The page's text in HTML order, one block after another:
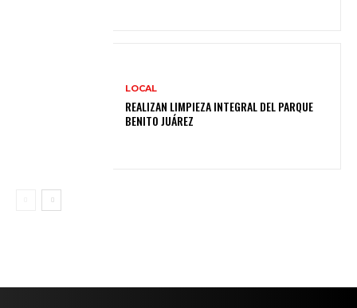
LOCAL
REALIZAN LIMPIEZA INTEGRAL DEL PARQUE
BENITO JUÁREZ